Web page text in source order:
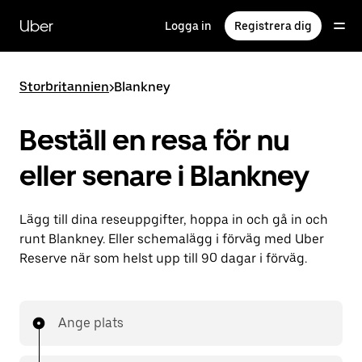
huvudinnehållet
Uber Logga in Registrera dig
Storbritannien>Blankney
Beställ en resa för nu
eller senare i Blankney
Lägg till dina reseuppgifter, hoppa in och gå in och
runt Blankney. Eller schemalägg i förväg med Uber
Reserve när som helst upp till 90 dagar i förväg.
Ange plats